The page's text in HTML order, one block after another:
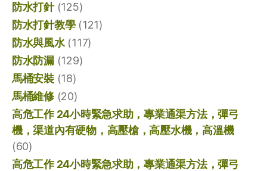
防水打針(125)
防水打針教學(121)
防水與風水(117)
防水防漏(129)
馬桶安裝(18)
馬桶維修(20)
高危工作 24小時緊急求助，專業通渠方法，彈弓
機，渠道內有硬物，高壓槍，高壓水機，高溫機
(60)
高危工作 24小時緊急求助，專業通渠方法，彈弓